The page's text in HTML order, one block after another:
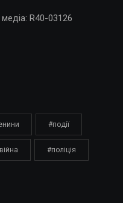
медіа: R40-03126
#події
#поліція